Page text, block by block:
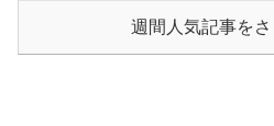
週間人気記事を